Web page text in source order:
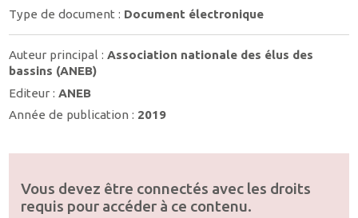
Type de document : Document électronique
Auteur principal :Association nationale des élus des
bassins (ANEB)
Editeur :ANEB
Année de publication : 2019
Vous devez être connectés avec les droits
requis pour accéder à ce contenu.